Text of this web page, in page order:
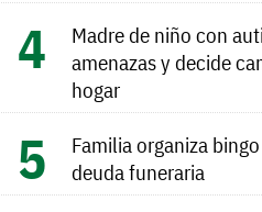
Madre de niño con
amenazas y decide
hogar
Familia organiza
deuda funeraria